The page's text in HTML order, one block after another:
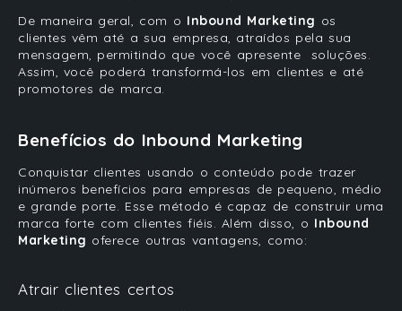
De maneira geral, com o Inbound Marketing os
clientes vêm até a sua empresa, atraídos pela sua
mensagem, permitindo que você apresente soluções.
Assim, você poderá transformá-los em clientes e até
promotores de marca.
Benefícios do Inbound Marketing
Conquistar clientes usando o conteúdo pode trazer
inúmeros benefícios para empresas de pequeno, médio
e grande porte. Esse método é capaz de construir uma
marca forte com clientes fiéis. Além disso, o Inbound
Marketing oferece outras vantagens, como:
Atrair clientes certos